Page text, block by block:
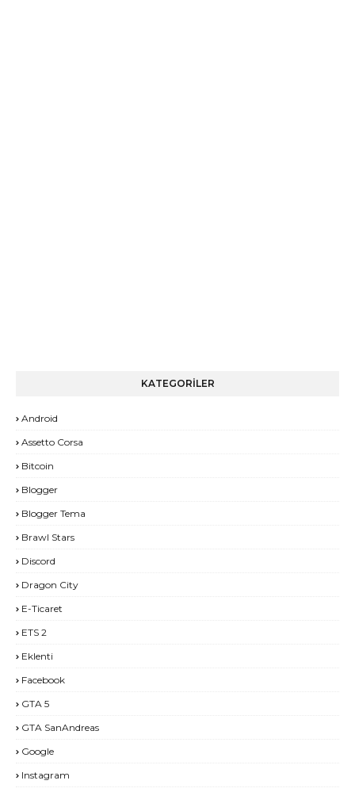
KATEGORİLER
Android
Assetto Corsa
Bitcoin
Blogger
Blogger Tema
Brawl Stars
Discord
Dragon City
E-Ticaret
ETS 2
Eklenti
Facebook
GTA 5
GTA SanAndreas
Google
Instagram